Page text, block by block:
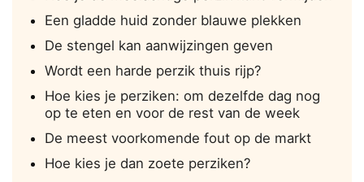
Een gladde huid zonder blauwe plekken
De stengel kan aanwijzingen geven
Wordt een harde perzik thuis rijp?
Hoe kies je perziken: om dezelfde dag nog
op te eten en voor de rest van de week
De meest voorkomende fout op de markt
Hoe kies je dan zoete perziken?